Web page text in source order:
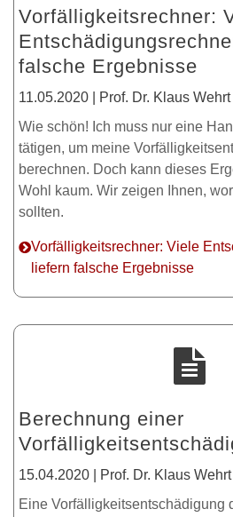
Vorfälligkeitsrechner:
falsche Ergebnisse
11.05.2020 | Prof. Dr. Klaus Wehrt
Wie schön! Ich muss nur eine
tätigen, um meine
berechnen. Doch kann dieses
Wohl kaum. Wir zeigen Ihnen,
sollten.
Vorfälligkeitsrechner: Viele
liefern falsche Ergebnisse
Berechnung einer
15.04.2020 | Prof. Dr. Klaus Wehrt
Eine Vorfälligkeitsentschädigung